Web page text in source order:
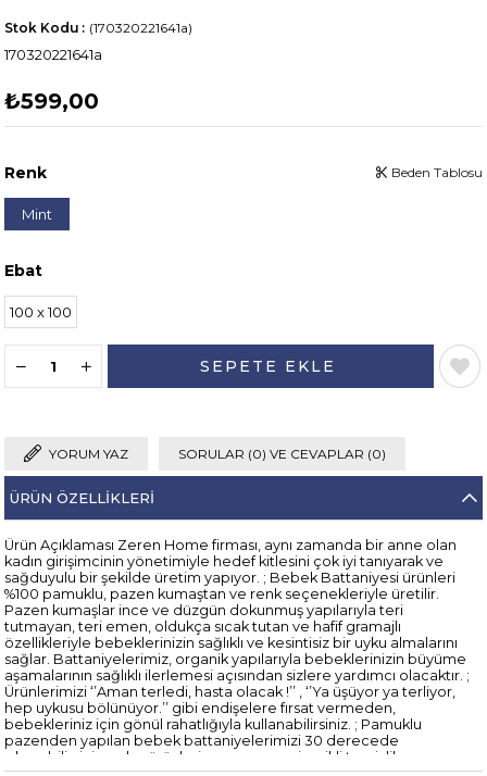
(170320221641a)
Stok Kodu
170320221641a
₺599,00
Renk
Mint
Beden Tablosu
Ebat
100 x 100
YORUM YAZ SORULAR (0) VE CEVAPLAR (0)
ÜRÜN ÖZELLIKLERI
Ürün Açıklaması Zeren Home firması, aynı zamanda bir anne olan
kadın girişimcinin yönetimiyle hedef kitlesini çok iyi tanıyarak ve
sağduyulu bir şekilde üretim yapıyor. ; Bebek Battaniyesi ürünleri
%100 pamuklu, pazen kumaştan ve renk seçenekleriyle üretilir.
Pazen kumaşlar ince ve düzgün dokunmuş yapılarıyla teri
tutmayan, teri emen, oldukça sıcak tutan ve hafif gramajlı
özellikleriyle bebeklerinizin sağlıklı ve kesintisiz bir uyku almalarını
sağlar. Battaniyelerimiz, organik yapılarıyla bebeklerinizin büyüme
aşamalarının sağlıklı ilerlemesi açısından sizlere yardımcı olacaktır. ;
Ürünlerimizi ‘’Aman terledi, hasta olacak !’’ , ‘’Ya üşüyor ya terliyor,
hep uykusu bölünüyor.’’ gibi endişelere fırsat vermeden,
bebekleriniz için gönül rahatlığıyla kullanabilirsiniz. ; Pamuklu
pazenden yapılan bebek battaniyelerimizi 30 derecede
yıkayabilirsiniz ve bu ürünleri çamaşır suyu içerikli temizlik